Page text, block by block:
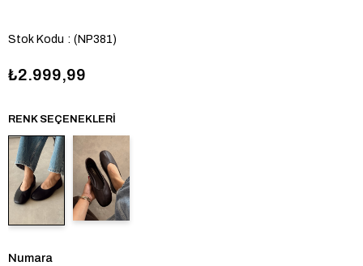
Stok Kodu (NP381)
₺2.999,99
RENK SEÇENEKLERI
Numara